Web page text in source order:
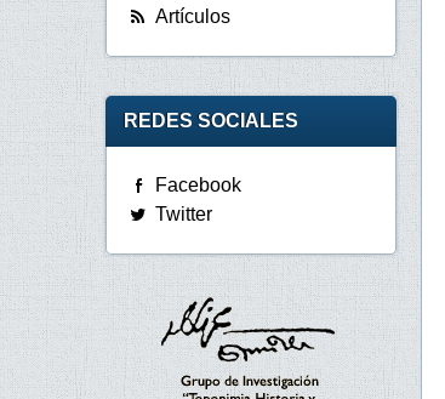
Artículos
REDES SOCIALES
Facebook
Twitter